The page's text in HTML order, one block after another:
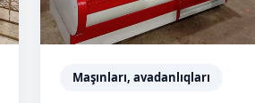
Maşınları, avadanlıqları